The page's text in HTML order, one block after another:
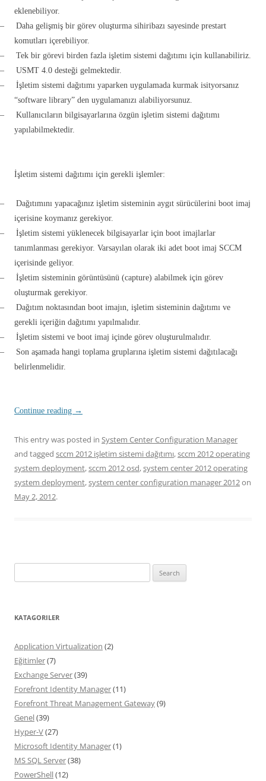
eklenebiliyor.
–
Daha gelişmiş bir görev oluşturma sihiribazı sayesinde prestart
komutları içerebiliyor.
–
Tek bir görevi birden fazla işletim sistemi dağıtımı için kullanabiliriz.
–
USMT 4.0 desteği gelmektedir.
–
İşletim sistemi dağıtımı yaparken uygulamada kurmak isityorsanız
“software library” den uygulamanızı alabiliyorsunuz.
–
Kullanıcıların bilgisayarlarına özgün işletim sistemi dağıtımı
yapılabilmektedir.
İşletim sistemi dağıtımı için gerekli işlemler:
–
Dağıtımını yapacağınız işletim sisteminin aygıt sürücülerini boot imaj
içerisine koymanız gerekiyor.
–
İşletim sistemi yüklenecek bilgisayarlar için boot imajlarlar
tanımlanması gerekiyor. Varsayılan olarak iki adet boot imaj SCCM
içerisinde geliyor.
–
İşletim sisteminin görüntüsünü (capture) alabilmek için görev
oluşturmak gerekiyor.
–
Dağıtım noktasından boot imajın, işletim sisteminin dağıtımı ve
gerekli içeriğin dağıtımı yapılmalıdır.
–
İşletim sistemi ve boot imaj içinde görev oluşturulmalıdır.
–
Son aşamada hangi toplama gruplarına işletim sistemi dağıtılacağı
belirlenmelidir.
Continue reading →
This entry was posted in System Center Configuration Manager
and tagged sccm 2012 işletim sistemi dağıtımı,sccm 2012 operating
system deployment,sccm 2012 osd,system center 2012 operating
system deployment,system center configuration manager 2012on
May 2, 2012.
for:
KATAGORILER
Application Virtualization (2)
Eğitimler(7)
Exchange Server(39)
Forefront Identity Manager(11)
Forefront Threat Management Gateway(9)
Genel(39)
Hyper-V(27)
Microsoft Identity Manager(1)
MS SQL Server(38)
PowerShell(12)